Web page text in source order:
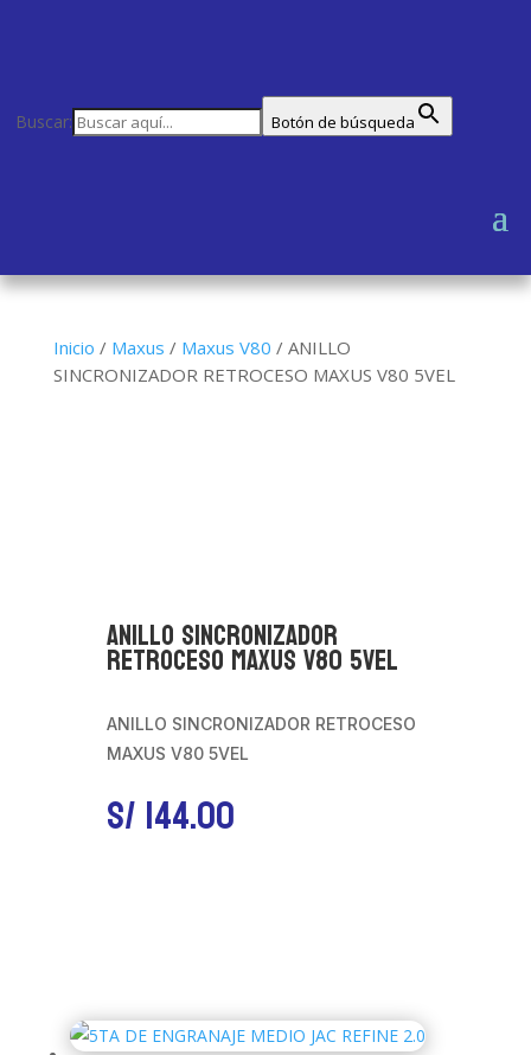
Buscar: Botón de búsqueda
Inicio / Maxus / Maxus V80 / ANILLO
SINCRONIZADOR RETROCESO MAXUS V80 5VEL
ANILLO SINCRONIZADOR
RETROCESO MAXUS V80 5VEL
ANILLO SINCRONIZADOR RETROCESO
MAXUS V80 5VEL
S/144.00